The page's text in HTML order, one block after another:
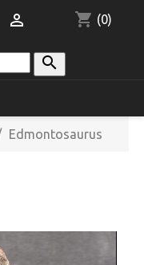
shopping_cart (0)


Edmontosaurus